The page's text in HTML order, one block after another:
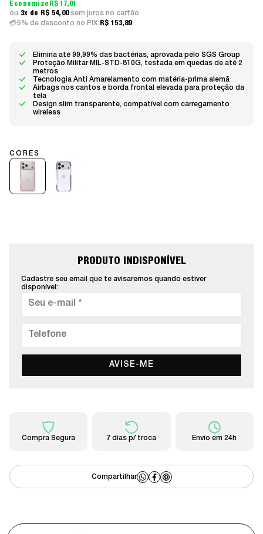
5% de desconto no PIX: R$ 153,89
R$ 17,01
3x
R$ 54,00 sem juros
Elimina até 99,99% das bactérias, aprovada pelo SGS Group
Proteção Militar MIL-STD-810G, testada em quedas de até 2
metros
Tecnologia Anti Amarelamento com matéria-prima alemã
Airbags nos cantos e borda frontal elevada para proteção da
tela
Design slim transparente, compatível com carregamento
wireless
PRODUTO INDISPONÍVEL
Cadastre seu email que te avisaremos quando estiver
disponível:
AVISE-ME
Compra Segura 7 dias p/ troca Envio em 24h